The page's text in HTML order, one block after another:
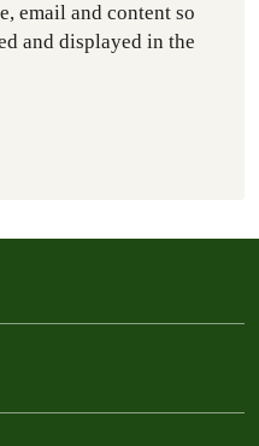
email and content so
and displayed in the